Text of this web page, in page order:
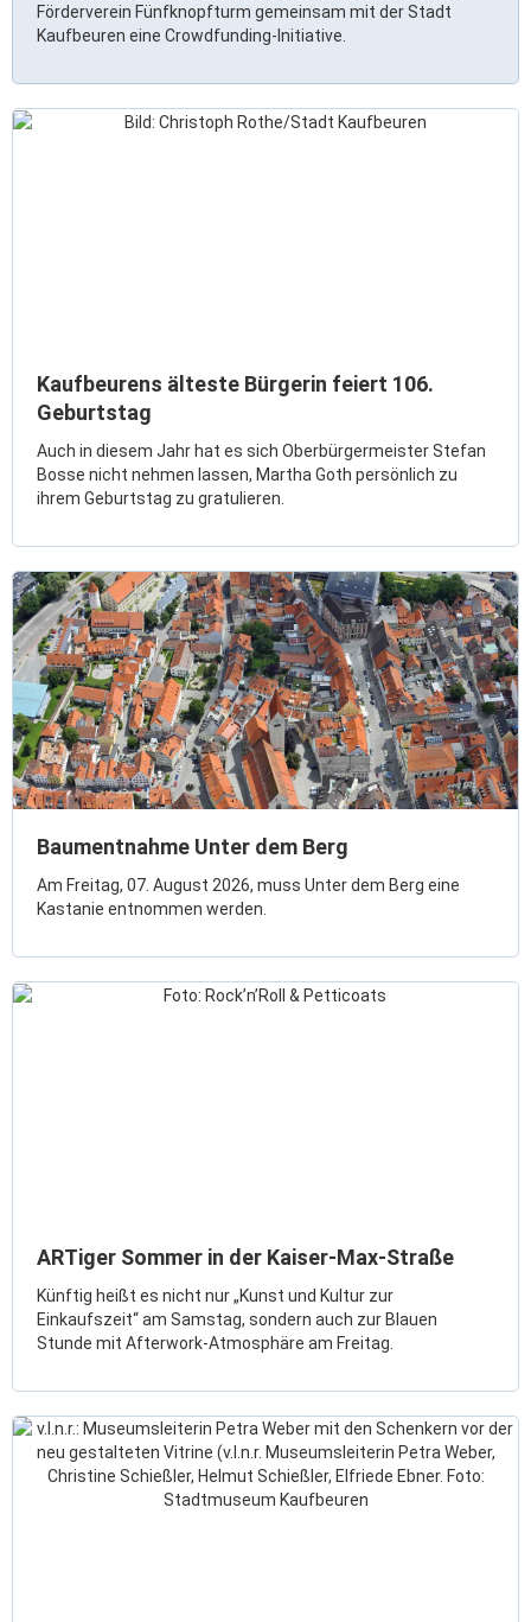
Familie & Gleichstellung
Freizeiteinrichtungen
Integration & Vielfalt
Kultur
Kulturmacher
Persönlichkeiten
Wirtschaft & Handel
Wirtschaftsstandort
Gewerbegebiete
Gründung
Marketing-Kampagne
Tourismus- & Stadtmarketing
Förderverein Fünfknopfturm gemeinsam mit der Stadt
Kaufbeuren eine Crowdfunding-Initiative.
Kaufbeurens älteste Bürgerin feiert 106.
Geburtstag
Auch in diesem Jahr hat es sich Oberbürgermeister Stefan
Bosse nicht nehmen lassen, Martha Goth persönlich zu
ihrem Geburtstag zu gratulieren.
Baumentnahme Unter dem Berg
Am Freitag, 07. August 2026, muss Unter dem Berg eine
Kastanie entnommen werden.
ARTiger Sommer in der Kaiser-Max-Straße
Künftig heißt es nicht nur „Kunst und Kultur zur
Einkaufszeit“ am Samstag, sondern auch zur Blauen
Stunde mit Afterwork-Atmosphäre am Freitag.